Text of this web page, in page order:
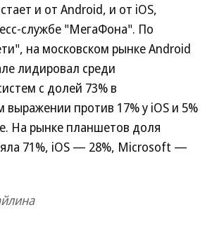
и от Android, и от iOS,
службе "МегаФона". По
на московском рынке Android
лидировал среди
с долей 73% в
выражении против 17% у iOS и 5%
На рынке планшетов доля
71%, iOS — 28%, Microsoft —